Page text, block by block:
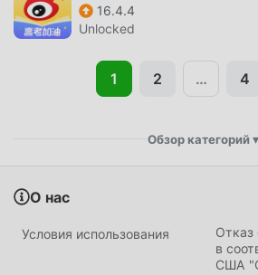
16.4.4
Unlocked
1 2 … 4
Обзор категорий▾
О нас
Условия использования
Отказ
в
США